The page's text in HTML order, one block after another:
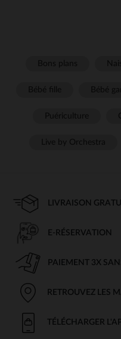
LIVRAISON
E-RÉSERVATION
PAIEMENT 3X
RETROUVEZ LES
TÉLÉCHARGER